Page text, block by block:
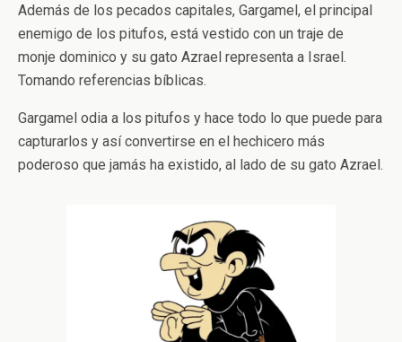
Además de los pecados capitales, Gargamel, el principal
enemigo de los pitufos, está vestido con un traje de
monje dominico y su gato Azrael representa a Israel.
Tomando referencias bíblicas.
Gargamel odia a los pitufos y hace todo lo que puede para
capturarlos y así convertirse en el hechicero más
poderoso que jamás ha existido, al lado de su gato Azrael.